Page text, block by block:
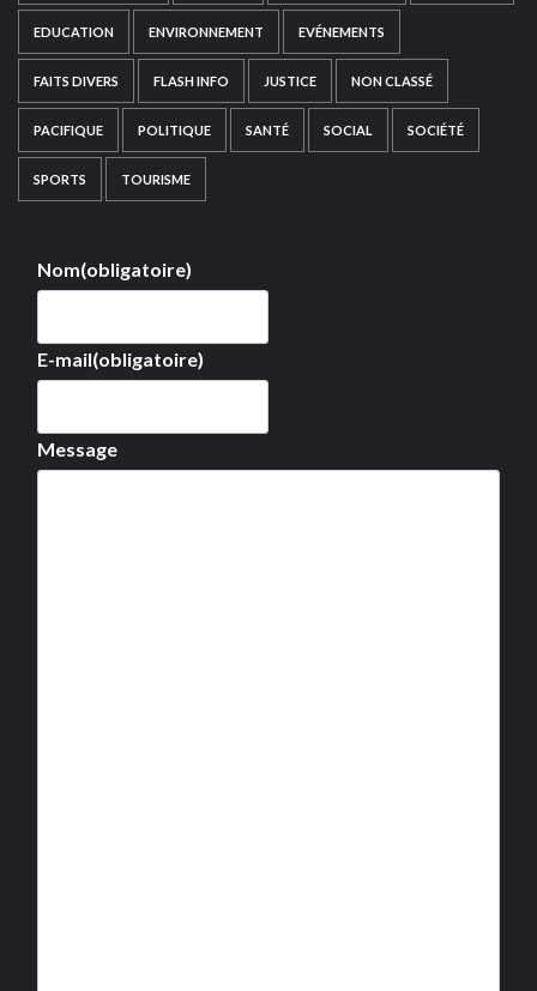
EDUCATION ENVIRONNEMENT EVÉNEMENTS
FAITS DIVERS FLASH INFO JUSTICE NON CLASSÉ
PACIFIQUE POLITIQUE SANTÉ SOCIAL SOCIÉTÉ
SPORTS TOURISME
Nom(obligatoire)
E-mail(obligatoire)
Message